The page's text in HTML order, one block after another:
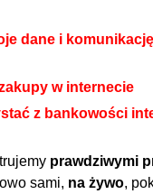
dane i komunikację
w internecie
z bankowości
prawdziwymi
sami, na żywo,